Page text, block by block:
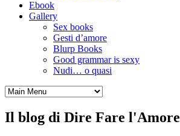
Ebook
Gallery
Sex books
Gesti d’amore
Blurp Books
Good grammar is sexy
Nudi… o quasi
Il blog di Dire Fare l'Amore